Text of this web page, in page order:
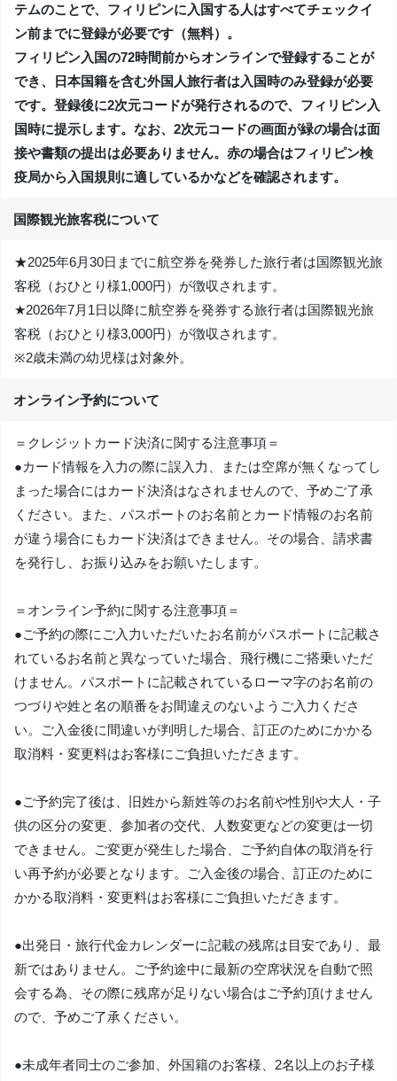
テムのことで、フィリピンに入国する人はすべてチェックイ
ン前までに登録が必要です（無料）。
フィリピン入国の72時間前からオンラインで登録することが
でき、日本国籍を含む外国人旅行者は入国時のみ登録が必要
です。登録後に2次元コードが発行されるので、フィリピン入
国時に提示します。なお、2次元コードの画面が緑の場合は面
接や書類の提出は必要ありません。赤の場合はフィリピン検
疫局から入国規則に適しているかなどを確認されます。
国際観光旅客税について
★2025年6月30日までに航空券を発券した旅行者は国際観光旅
客税（おひとり様1,000円）が徴収されます。
★2026年7月1日以降に航空券を発券する旅行者は国際観光旅
客税（おひとり様3,000円）が徴収されます。
※2歳未満の幼児様は対象外。
オンライン予約について
＝クレジットカード決済に関する注意事項＝
●カード情報を入力の際に誤入力、または空席が無くなってし
まった場合にはカード決済はなされませんので、予めご了承
ください。また、パスポートのお名前とカード情報のお名前
が違う場合にもカード決済はできません。その場合、請求書
を発行し、お振り込みをお願いたします。
＝オンライン予約に関する注意事項＝
●ご予約の際にご入力いただいたお名前がパスポートに記載さ
れているお名前と異なっていた場合、飛行機にご搭乗いただ
けません。パスポートに記載されているローマ字のお名前の
つづりや姓と名の順番をお間違えのないようご入力くださ
い。ご入金後に間違いが判明した場合、訂正のためにかかる
取消料・変更料はお客様にご負担いただきます。
●ご予約完了後は、旧姓から新姓等のお名前や性別や大人・子
供の区分の変更、参加者の交代、人数変更などの変更は一切
できません。ご変更が発生した場合、ご予約自体の取消を行
い再予約が必要となります。ご入金後の場合、訂正のために
かかる取消料・変更料はお客様にご負担いただきます。
●出発日・旅行代金カレンダーに記載の残席は目安であり、最
新ではありません。ご予約途中に最新の空席状況を自動で照
会する為、その際に残席が足りない場合はご予約頂けません
ので、予めご了承ください。
●未成年者同士のご参加、外国籍のお客様、2名以上のお子様